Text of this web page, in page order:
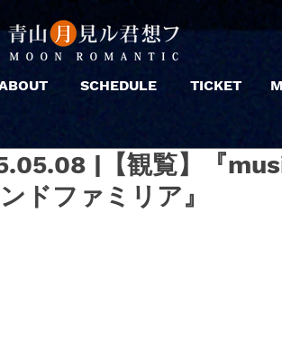
SCHEDULE TICKET
|【観覧】『
ドファミリア』